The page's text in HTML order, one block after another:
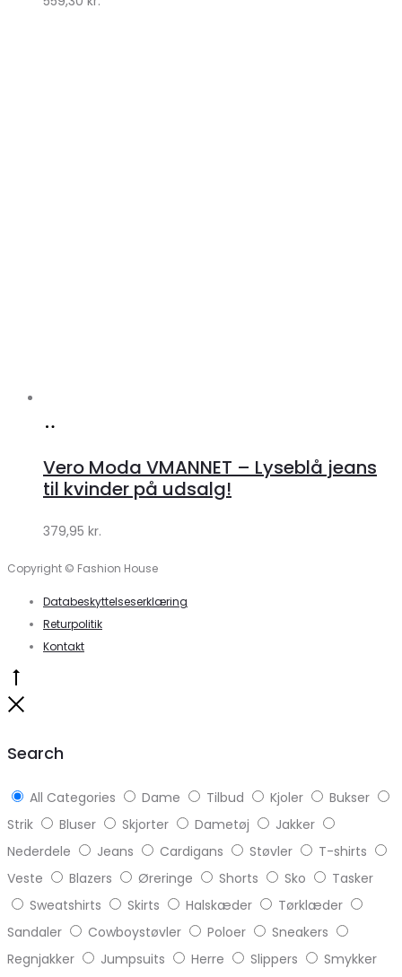
Klædeskabet.dk
Vero Moda VMANNET – Lyseblå jeans
til kvinder på udsalg!
379,95 kr.
Copyright © Fashion House
Databeskyttelseserklæring
Returpolitik
Kontakt
Search
All Categories Dame Tilbud Kjoler
Bukser
Strik
Bluser Skjorter Dametøj
Jakker
Nederdele
Jeans Cardigans Støvler
T-shirts
Veste
Blazers Øreringe Shorts Sko
Tasker
Sweatshirts
Skirts Halskæder
Tørklæder
Sandaler
Cowboystøvler Poloer
Sneakers
Regnjakker
Jumpsuits Herre Slippers
Smykker